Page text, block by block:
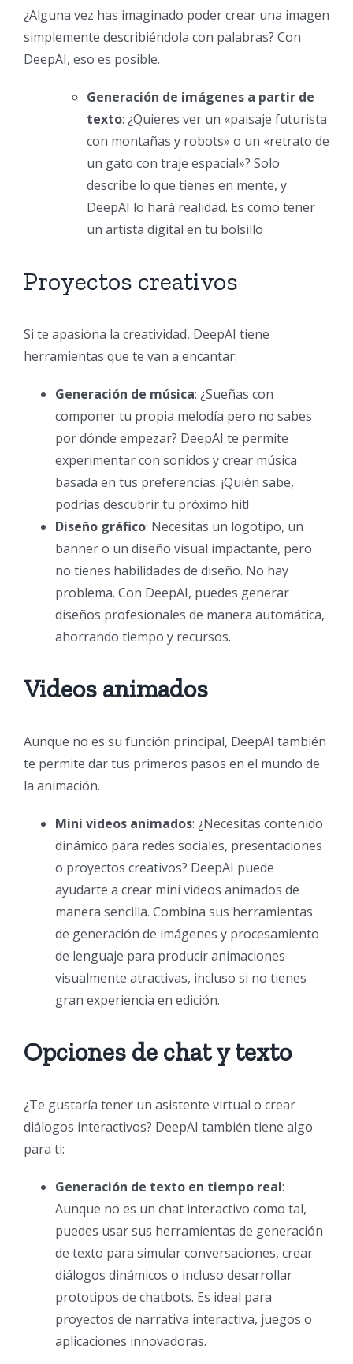
¿Alguna vez has imaginado poder crear una imagen
simplemente describiéndola con palabras? Con
DeepAI, eso es posible.
Generación de imágenes a partir de
texto: ¿Quieres ver un «paisaje futurista
con montañas y robots» o un «retrato de
un gato con traje espacial»? Solo
describe lo que tienes en mente, y
DeepAI lo hará realidad. Es como tener
un artista digital en tu bolsillo
Proyectos creativos
Si te apasiona la creatividad, DeepAI tiene
herramientas que te van a encantar:
Generación de música: ¿Sueñas con
componer tu propia melodía pero no sabes
por dónde empezar? DeepAI te permite
experimentar con sonidos y crear música
basada en tus preferencias. ¡Quién sabe,
podrías descubrir tu próximo hit!
Diseño gráfico: Necesitas un logotipo, un
banner o un diseño visual impactante, pero
no tienes habilidades de diseño. No hay
problema. Con DeepAI, puedes generar
diseños profesionales de manera automática,
ahorrando tiempo y recursos.
Videos animados
Aunque no es su función principal, DeepAI también
te permite dar tus primeros pasos en el mundo de
la animación.
Mini videos animados: ¿Necesitas contenido
dinámico para redes sociales, presentaciones
o proyectos creativos? DeepAI puede
ayudarte a crear mini videos animados de
manera sencilla. Combina sus herramientas
de generación de imágenes y procesamiento
de lenguaje para producir animaciones
visualmente atractivas, incluso si no tienes
gran experiencia en edición.
Opciones de chat y texto
¿Te gustaría tener un asistente virtual o crear
diálogos interactivos? DeepAI también tiene algo
para ti:
Generación de texto en tiempo real:
Aunque no es un chat interactivo como tal,
puedes usar sus herramientas de generación
de texto para simular conversaciones, crear
diálogos dinámicos o incluso desarrollar
prototipos de chatbots. Es ideal para
proyectos de narrativa interactiva, juegos o
aplicaciones innovadoras.